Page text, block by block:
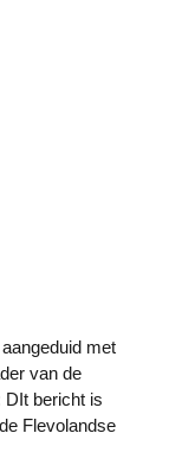
met
van de
DIt bericht is
Flevolandse